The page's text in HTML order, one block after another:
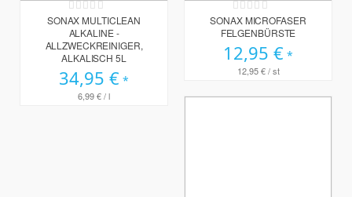
Rating:
0%
SONAX MULTICLEAN
ALKALINE -
ALLZWECKREINIGER,
ALKALISCH 5L
34,95 €
6,99 €/ l
Rating:
0%
SONAX MICROFASER
FELGENBÜRSTE
12,95 €
12,95 €/ st